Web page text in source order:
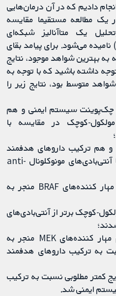
دادیم که در آن درمان‌هایی
مطالعه مستقیما مقایسه
یک متاآنالیز شبکه‌ای
(network meta-analysis) نامیده می‌شود. برای پیامد بقای
به بهترین شواهد موجود، نتایج
داشته باشید که با توجه به
متوسط بود، نتایج زیر را
چک‌پوینت سیستم ایمنی و هم
کوچک در مقایسه با
• هم مهار کننده‌های BRAF و هم ترکیب داروهای هدفمند
مولکول-کوچک در مقایسه با آنتی‌بادی‌های مونوکلونال anti-
• بیوشیمی‌درمانی نسبت به مهار کننده‌های BRAF منجر به
کوچک برتر از آنتی‌بادی‌های
• هم بیوشیمی‌درمانی و هم مهار کننده‌های MEK منجر به
به ترکیب داروهای هدفمند
کمتر مطلوبی نسبت به ترکیب
ایمنی شد.